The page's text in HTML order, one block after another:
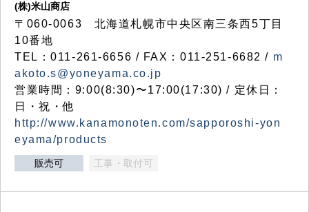
(株)米山商店
〒060-0063 北海道札幌市中央区南三条西5丁目
10番地
TEL：011-261-6656 / FAX：011-251-6682 / m
akoto.s@yoneyama.co.jp
営業時間：9:00(8:30)〜17:00(17:30) / 定休日：
日・祝・他
http://www.kanamonoten.com/sapporoshi-yon
eyama/products
販売可 工事・取付可